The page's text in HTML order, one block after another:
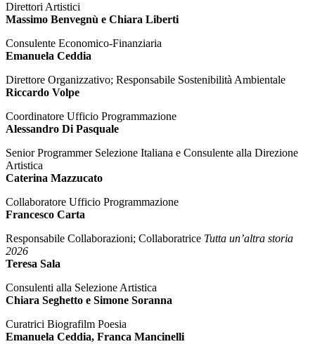
Direttori Artistici
Massimo Benvegnù e Chiara Liberti
Consulente Economico-Finanziaria
Emanuela Ceddia
Direttore Organizzativo; Responsabile Sostenibilità Ambientale
Riccardo Volpe
Coordinatore Ufficio Programmazione
Alessandro Di Pasquale
Senior Programmer Selezione Italiana e Consulente alla Direzione
Artistica
Caterina Mazzucato
Collaboratore Ufficio Programmazione
Francesco Carta
Responsabile Collaborazioni; Collaboratrice Tutta un’altra storia
2026
Teresa Sala
Consulenti alla Selezione Artistica
Chiara Seghetto e Simone Soranna
Curatrici Biografilm Poesia
Emanuela Ceddia, Franca Mancinelli